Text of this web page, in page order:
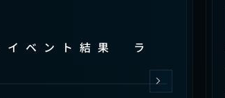
イベント結果 ラ